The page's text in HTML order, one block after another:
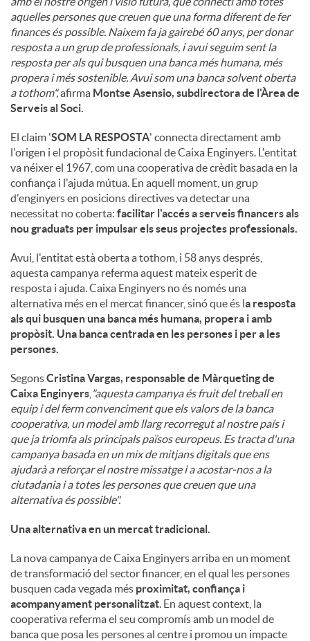
aquelles persones que creuen que una forma diferent de fer
finances és possible. Naixem fa ja gairebé 60 anys, per donar
resposta a un grup de professionals, i avui seguim sent la
resposta per als qui busquen una banca més humana, més
propera i més sostenible. Avui som una banca solvent oberta
a tothom",afirma Montse Asensio, subdirectora de l'Àrea de
Serveis al Soci.
El claim 'SOM LA RESPOSTA' connecta directament amb
l'origen i el propòsit fundacional de Caixa Enginyers. L'entitat
va néixer el 1967, com una cooperativa de crèdit basada en la
confiança i l'ajuda mútua. En aquell moment, un grup
d'enginyers en posicions directives va detectar una
necessitat no coberta: facilitar l'accés a serveis financers als
nou graduats per impulsar els seus projectes professionals.
Avui, l'entitat està oberta a tothom, i 58 anys després,
aquesta campanya referma aquest mateix esperit de
resposta i ajuda. Caixa Enginyers no és només una
alternativa més en el mercat financer, sinó que és la resposta
als qui busquen una banca més humana, propera i amb
propòsit. Una banca centrada en les persones i per a les
persones.
SegonsCristina Vargas, responsable de Màrqueting de
Caixa Enginyers "aquesta campanya és fruit del treball en
equip i del ferm convenciment que els valors de la banca
cooperativa, un model amb llarg recorregut al nostre país i
que ja triomfa als principals països europeus. Es tracta d'una
campanya basada en un mix de mitjans digitals que ens
ajudarà a reforçar el nostre missatge i a acostar-nos a la
ciutadania i a totes les persones que creuen que una
alternativa és possible".
Una alternativa en un mercat tradicional.
La nova campanya de Caixa Enginyers arriba en un moment
de transformació del sector financer, en el qual les persones
busquen cada vegada més proximitat, confiança i
acompanyament personalitzat . En aquest context, la
cooperativa referma el seu compromís amb un model de
banca que posa les persones al centre i promou un impacte